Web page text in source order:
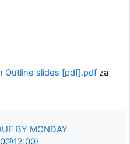
Outline slides [pdf].pdf za
BY MONDAY